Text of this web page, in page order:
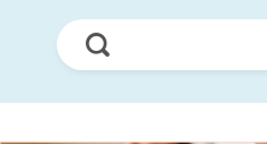
Jetzt
Suchen